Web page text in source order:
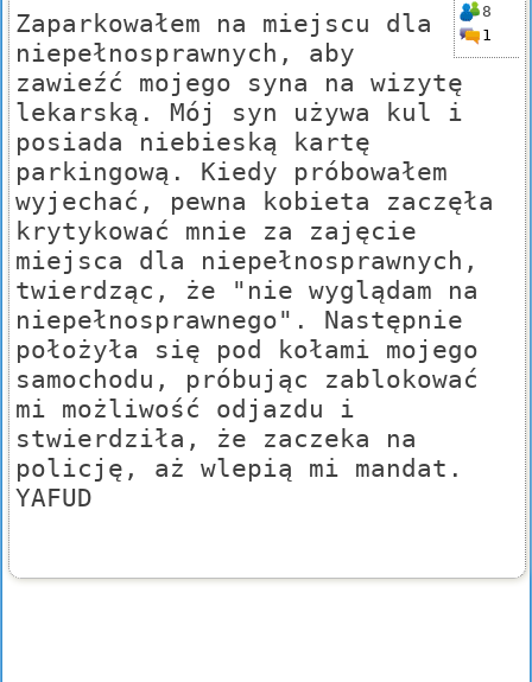
8
1
Zaparkowałem na miejscu dla
niepełnosprawnych, aby
zawieźć mojego syna na wizytę
lekarską. Mój syn używa kul i
posiada niebieską kartę
parkingową. Kiedy próbowałem
wyjechać, pewna kobieta zaczęła
krytykować mnie za zajęcie
miejsca dla niepełnosprawnych,
twierdząc, że "nie wyglądam na
niepełnosprawnego". Następnie
położyła się pod kołami mojego
samochodu, próbując zablokować
mi możliwość odjazdu i
stwierdziła, że zaczeka na
policję, aż wlepią mi mandat.
YAFUD